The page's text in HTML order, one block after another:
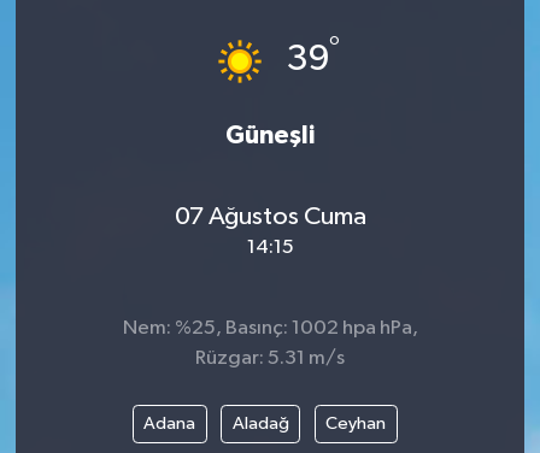
39°
Güneşli
07 Ağustos Cuma
14:15
Nem: %25, Basınç: 1002 hpa hPa,
Rüzgar: 5.31 m/s
Adana Aladağ Ceyhan